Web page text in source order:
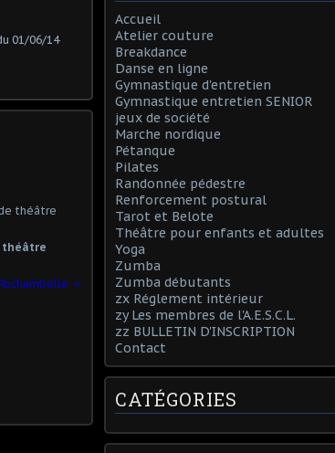
théâtre
Accueil
Atelier couture
Breakdance
Danse en ligne
Gymnastique d'entretien
Gymnastique entretien SENIOR
jeux de société
Marche nordique
Pétanque
Pilates
Randonnée pédestre
Renforcement postural
Tarot et Belote
Théâtre pour enfants et adultes
Yoga
Zumba
Zumba débutants
zx Réglement intérieur
zy Les membres de l'A.E.S.C.L.
zz BULLETIN D'INSCRIPTION
Contact
CATÉGORIES